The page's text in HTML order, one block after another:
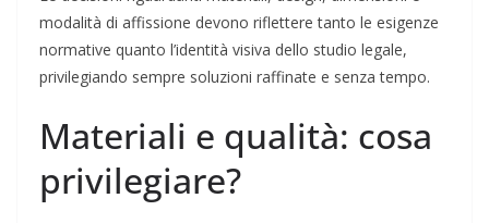
modalità di affissione devono riflettere tanto le esigenze
normative quanto l’identità visiva dello studio legale,
privilegiando sempre soluzioni raffinate e senza tempo.
Materiali e qualità: cosa
privilegiare?